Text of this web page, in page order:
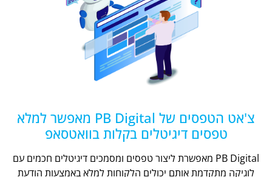
צ'אט הטפסים של PB Digital מאפשר למלא
טפסים דיגיטלים בקלות בוואטסאפ
PB Digital מאפשרת ליצור טפסים ומסמכים דיגיטלים חכמים עם
לוגיקה מתקדמת אותם יכולים הלקוחות למלא באמצעות הודעת